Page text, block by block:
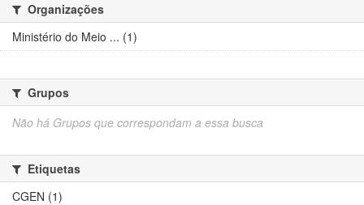
Organizações
Ministério do Meio ... (1)
Grupos
Não há Grupos que correspondam a essa busca
Etiquetas
CGEN (1)